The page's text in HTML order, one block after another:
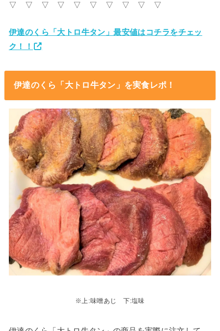
▽ ▽ ▽ ▽ ▽ ▽ ▽ ▽ ▽ ▽
伊達のくら「大トロ牛タン」最安値はコチラをチェッ
ク！！
伊達のくら「大トロ牛タン」を実食レポ！
※上:味噌あじ 下:塩味